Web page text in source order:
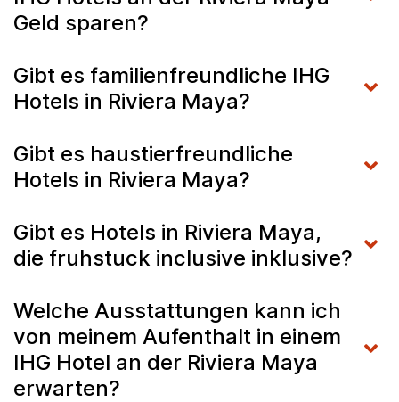
Geld sparen?
Gibt es familienfreundliche IHG
Hotels in Riviera Maya?
Gibt es haustierfreundliche
Hotels in Riviera Maya?
Gibt es Hotels in Riviera Maya,
die fruhstuck inclusive inklusive?
Welche Ausstattungen kann ich
von meinem Aufenthalt in einem
IHG Hotel an der Riviera Maya
erwarten?